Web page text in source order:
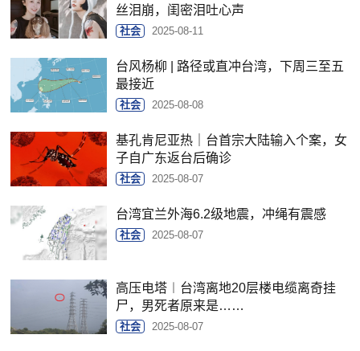
丝泪崩，闺密泪吐心声
社会 2025-08-11
台风杨柳 | 路径或直冲台湾，下周三至五
最接近
社会 2025-08-08
基孔肯尼亚热｜台首宗大陆输入个案，女
子自广东返台后确诊
社会 2025-08-07
台湾宜兰外海6.2级地震，冲绳有震感
社会 2025-08-07
高压电塔︱台湾离地20层楼电缆离奇挂
尸，男死者原来是……
社会 2025-08-07